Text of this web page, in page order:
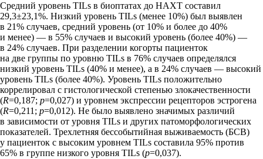
Средний уровень TILs в биоптатах до НАХТ составил
29,3±23,1%. Низкий уровень TILs (менее 10%) был выявлен
в 21% случаев, средний уровень (от 10% и более до 40%
и менее) — в 55% случаев и высокий уровень (более 40%) —
в 24% случаев. При разделении когорты пациенток
на две группы по уровню TILs в 76% случаев определялся
низкий уровень TILs (40% и менее), а в 24% случаев — высокий
уровень TILs (более 40%). Уровень TILs положительно
коррелировал с гистологической степенью злокачественности
(R=0,187; p=0,027) и уровнем экспрессии рецепторов эстрогена
(R=0,211; p=0,012). Не было выявлено значимых различий
в зависимости от уровня TILs и других патоморфологических
показателей. Трехлетняя бессобытийная выживаемость (БСВ)
у пациенток с высоким уровнем TILs составила 95% против
65% в группе низкого уровня TILs (p=0,037).